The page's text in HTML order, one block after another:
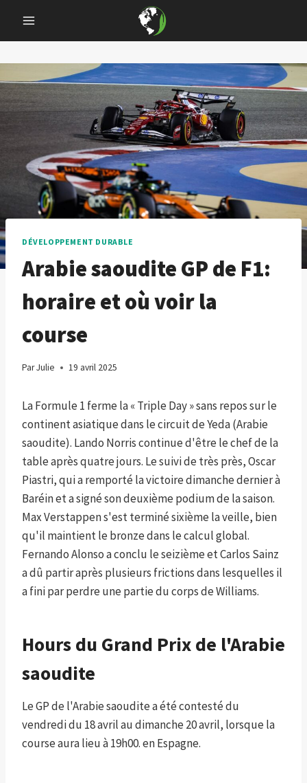
content
DÉVELOPPEMENT DURABLE
Arabie saoudite GP de F1:
horaire et où voir la
course
ParJulie 19 avril 2025
La Formule 1 ferme la « Triple Day » sans repos sur le
continent asiatique dans le circuit de Yeda (Arabie
saoudite). Lando Norris continue d'être le chef de la
table après quatre jours. Le suivi de très près, Oscar
Piastri, qui a remporté la victoire dimanche dernier à
Baréin et a signé son deuxième podium de la saison.
Max Verstappen s'est terminé sixième la veille, bien
qu'il maintient le bronze dans le calcul global.
Fernando Alonso a conclu le seizième et Carlos Sainz
a dû partir après plusieurs frictions dans lesquelles il
a fini par perdre une partie du corps de Williams.
Hours du Grand Prix de l'Arabie
saoudite
Le GP de l'Arabie saoudite a été contesté du
vendredi du 18 avril au dimanche 20 avril, lorsque la
course aura lieu à 19h00. en Espagne.